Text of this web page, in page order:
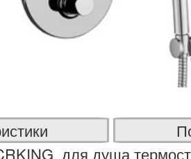
для душа